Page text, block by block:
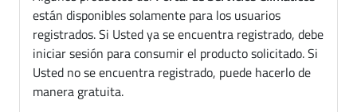
están disponibles solamente para los usuarios
registrados. Si Usted ya se encuentra registrado, debe
iniciar sesión para consumir el producto solicitado. Si
Usted no se encuentra registrado, puede hacerlo de
manera gratuita.